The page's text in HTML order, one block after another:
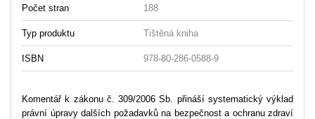
Počet stran 188
Typ produktu Tištěná kniha
ISBN 978-80-286-0588-9
Komentář k zákonu č. 309/2006 Sb. přináší systematický výklad
právní úpravy dalších požadavků na bezpečnost a ochranu zdraví